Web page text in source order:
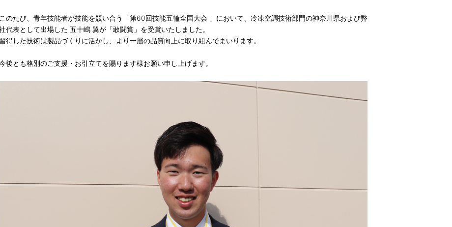
このたび、青年技能者が技能を競い合う「第60回技能五輪全国大会 」において、冷凍空調技術部門の神奈川県および弊
代表として出場した 五十嶋 翼が「敢闘賞」を受賞いたしました。
得した技術は製品づくりに活かし、より一層の品質向上に取り組んでまいります。
後とも格別のご支援・お引立てを賜ります様お願い申し上げます。